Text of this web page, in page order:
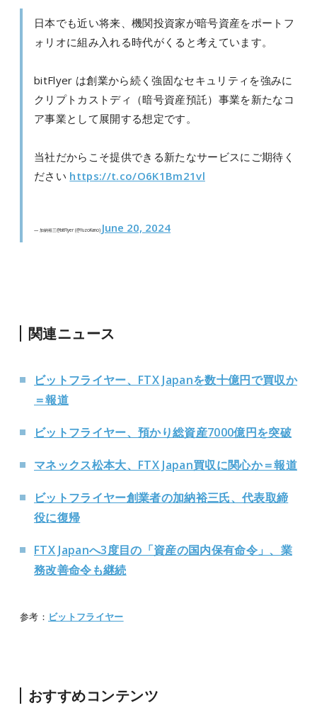
日本でも近い将来、機関投資家が暗号資産をポートフ
ォリオに組み入れる時代がくると考えています。
bitFlyer は創業から続く強固なセキュリティを強みに
クリプトカストディ（暗号資産預託）事業を新たなコ
ア事業として展開する想定です。
当社だからこそ提供できる新たなサービスにご期待く
ださい https://t.co/O6K1Bm21vl
— 加納裕三@bitFlyer (@YuzoKano) June 20, 2024
関連ニュース
ビットフライヤー、FTX Japanを数十億円で買収か
＝報道
ビットフライヤー、預かり総資産7000億円を突破
マネックス松本大、FTX Japan買収に関心か＝報道
ビットフライヤー創業者の加納裕三氏、代表取締
役に復帰
FTX Japanへ3度目の「資産の国内保有命令」、業
務改善命令も継続
参考： ビットフライヤー
おすすめコンテンツ